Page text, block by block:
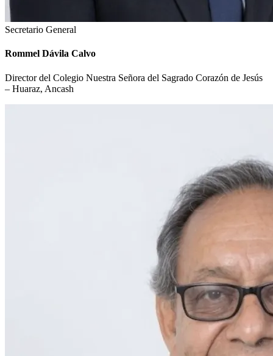
Secretario General
Rommel Dávila Calvo
Director del Colegio Nuestra Señora del Sagrado Corazón de Jesús
– Huaraz, Ancash